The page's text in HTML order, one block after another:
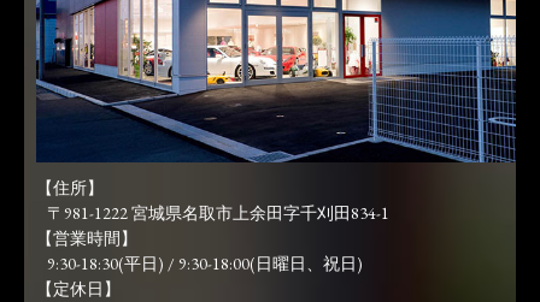
【住所】
〒981-1222 宮城県名取市上余田字千刈田834-1
【営業時間】
9:30-18:30(平日) / 9:30-18:00(日曜日、祝日)
【定休日】